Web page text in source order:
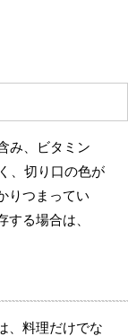
み、ビタミン
、切り口の色が
りつまってい
る場合は、
、料理だけでな